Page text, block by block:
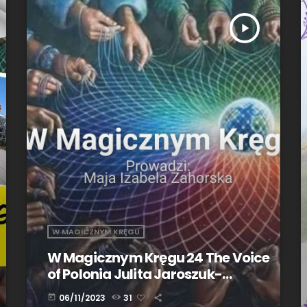
play_arrow
W MAGICZNYM KRĘGU
W Magicznym Kręgu 24 The Voice
of Polonia Julita Jaroszuk-
Narkowicz
today 06/11/2023 31